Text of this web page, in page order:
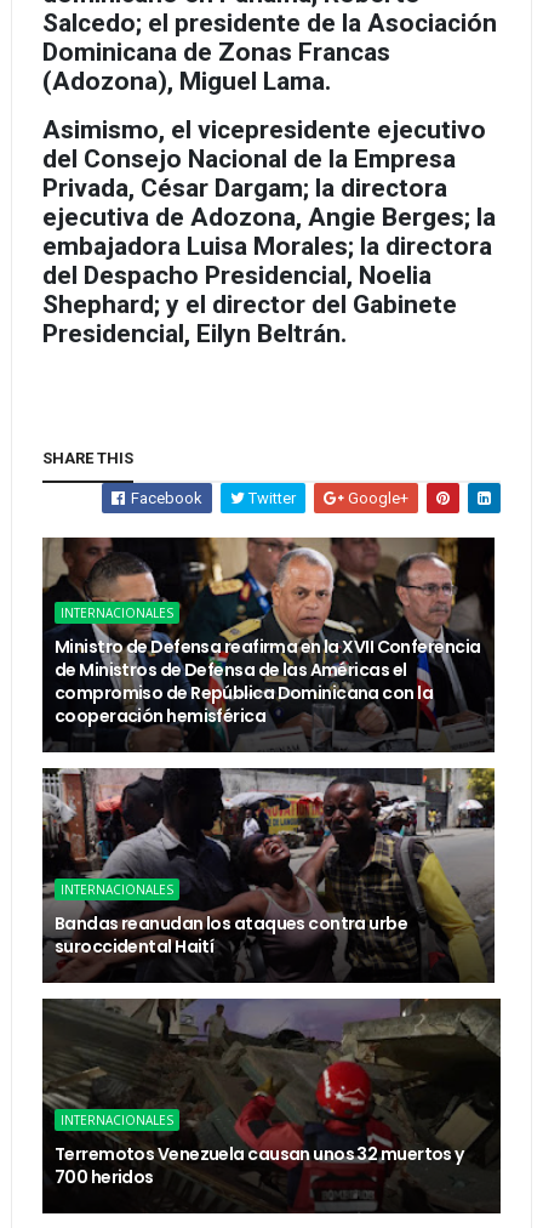
Salcedo; el presidente de la Asociación
Dominicana de Zonas Francas
(Adozona), Miguel Lama.
Asimismo, el vicepresidente ejecutivo
del Consejo Nacional de la Empresa
Privada, César Dargam; la directora
ejecutiva de Adozona, Angie Berges; la
embajadora Luisa Morales; la directora
del Despacho Presidencial, Noelia
Shephard; y el director del Gabinete
Presidencial, Eilyn Beltrán.
SHARE THIS
Facebook Twitter Google+
INTERNACIONALES
Ministro de Defensa reafirma en la XVII Conferencia
de Ministros de Defensa de las Américas el
compromiso de República Dominicana con la
cooperación hemisférica
INTERNACIONALES
Bandas reanudan los ataques contra urbe
suroccidental Haití
INTERNACIONALES
Terremotos Venezuela causan unos 32 muertos y
700 heridos